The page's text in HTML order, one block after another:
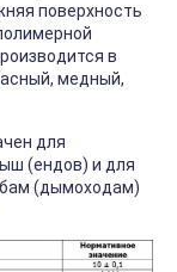
поверхность
в
медный,
для
(ендов) и для
(дымоходам)